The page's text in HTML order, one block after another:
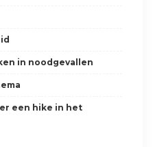
in noodgevallen
een hike in het